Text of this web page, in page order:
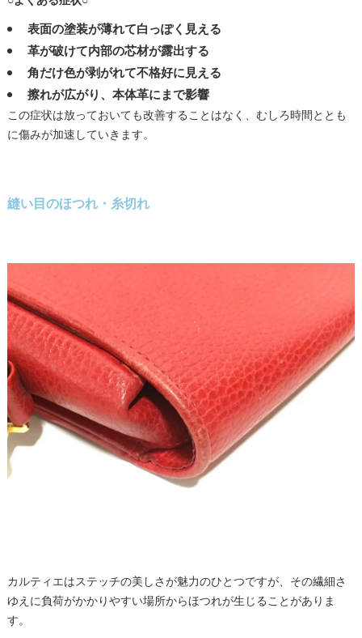
表面の塗装が薄れて白っぽく見える
革が破けて内部の芯材が露出する
角だけ色が剥がれて不格好に見える
擦れが広がり、本体革にまで影響
この症状は放っておいても改善することはなく、むしろ時間ととも
に傷みが加速していきます。
縫い目のほつれ・糸切れ
カルティエはステッチの美しさが魅力のひとつですが、その繊細さ
ゆえに負荷がかかりやすい場所からほつれが生じることがありま
す。